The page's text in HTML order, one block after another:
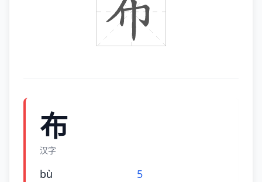
布
汉字
bù 5